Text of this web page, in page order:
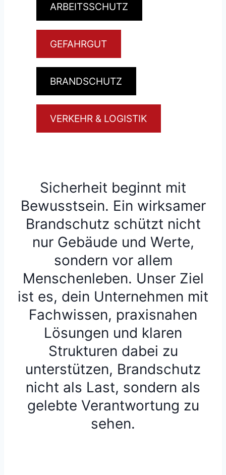
ARBEITSSCHUTZ
GEFAHRGUT
BRANDSCHUTZ
VERKEHR & LOGISTIK
Sicherheit beginnt mit
Bewusstsein. Ein wirksamer
Brandschutz schützt nicht
nur Gebäude und Werte,
sondern vor allem
Menschenleben. Unser Ziel
ist es, dein Unternehmen mit
Fachwissen, praxisnahen
Lösungen und klaren
Strukturen dabei zu
unterstützen, Brandschutz
nicht als Last, sondern als
gelebte Verantwortung zu
sehen.